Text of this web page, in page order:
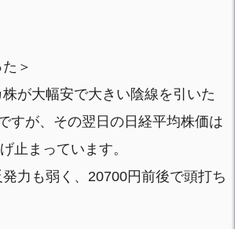
＞
が大幅安で大きい陰線を引いた
すが、その翌日の日経平均株価は
止まっています。
力も弱く、20700円前後で頭打ち